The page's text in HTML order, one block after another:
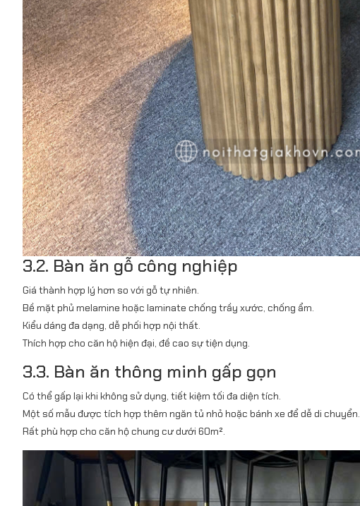
3.2. Bàn ăn gỗ công nghiệp
Giá thành hợp lý hơn so với gỗ tự nhiên.
Bề mặt phủ melamine hoặc laminate chống trầy xước, chống ẩm.
Kiểu dáng đa dạng, dễ phối hợp nội thất.
Thích hợp cho căn hộ hiện đại, đề cao sự tiện dụng.
3.3. Bàn ăn thông minh gấp gọn
Có thể gấp lại khi không sử dụng, tiết kiệm tối đa diện tích.
Một số mẫu được tích hợp thêm ngăn tủ nhỏ hoặc bánh xe để dễ di chuyển.
Rất phù hợp cho căn hộ chung cư dưới 60m².